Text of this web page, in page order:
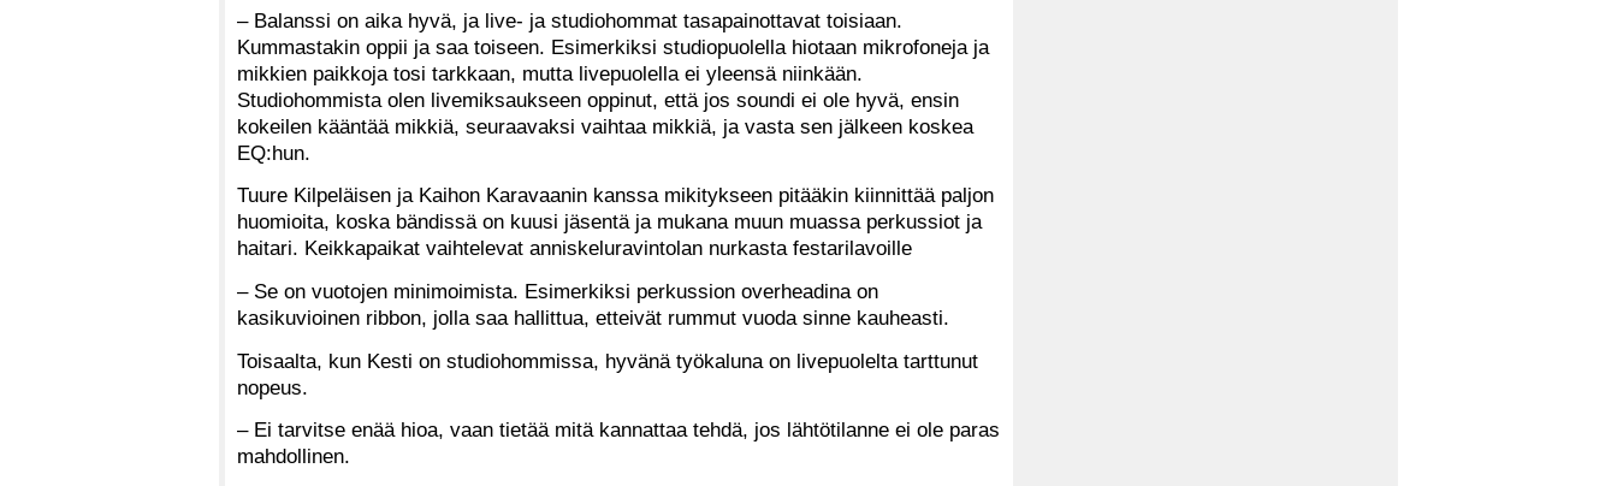
– Balanssi on aika hyvä, ja live- ja studiohommat tasapainottavat toisiaan.
Kummastakin oppii ja saa toiseen. Esimerkiksi studiopuolella hiotaan mikrofoneja ja
mikkien paikkoja tosi tarkkaan, mutta livepuolella ei yleensä niinkään.
Studiohommista olen livemiksaukseen oppinut, että jos soundi ei ole hyvä, ensin
kokeilen kääntää mikkiä, seuraavaksi vaihtaa mikkiä, ja vasta sen jälkeen koskea
EQ:hun.
Tuure Kilpeläisen ja Kaihon Karavaanin kanssa mikitykseen pitääkin kiinnittää paljon
huomioita, koska bändissä on kuusi jäsentä ja mukana muun muassa perkussiot ja
haitari. Keikkapaikat vaihtelevat anniskeluravintolan nurkasta festarilavoille
– Se on vuotojen minimoimista. Esimerkiksi perkussion overheadina on
kasikuvioinen ribbon, jolla saa hallittua, etteivät rummut vuoda sinne kauheasti.
Toisaalta, kun Kesti on studiohommissa, hyvänä työkaluna on livepuolelta tarttunut
nopeus.
– Ei tarvitse enää hioa, vaan tietää mitä kannattaa tehdä, jos lähtötilanne ei ole paras
mahdollinen.